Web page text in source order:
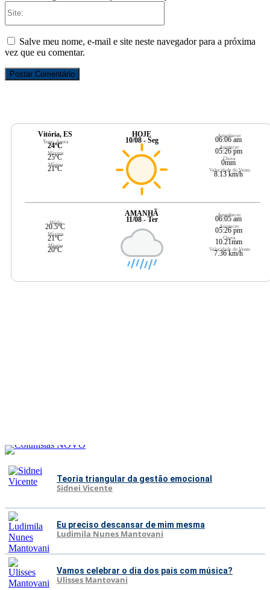
Salve meu nome, e-mail e site neste navegador para a próxima
vez que eu comentar.
Vitória, ES
Temp. Agora
24ºC
Máxima
25ºC
Mínima
21ºC
HOJE
10/08 - Seg
Amanhecer
06:06 am
Anoitecer
05:26 pm
Chuva
0mm
Velocidade do Vento
8.13 km/h
Média
20.5ºC
Máxima
21ºC
Mínima
20ºC
AMANHÃ
11/08 - Ter
Amanhecer
06:05 am
Anoitecer
05:26 pm
Chuva
10.21mm
Velocidade do Vento
7.36 km/h
Teoria triangular da gestão emocional
Sidnei Vicente
Eu preciso descansar de mim mesma
Ludimila Nunes Mantovani
Vamos celebrar o dia dos pais com música?
Ulisses Mantovani